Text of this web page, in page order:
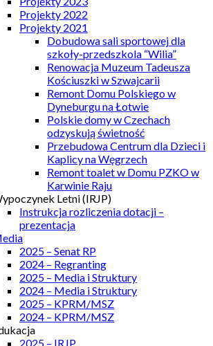
Projekty 2022
Projekty 2021
Dobudowa sali sportowej dla
szkoły-przedszkola “Wilia”
Renowacja Muzeum Tadeusza
Kościuszki w Szwajcarii
Remont Domu Polskiego w
Dyneburgu na Łotwie
Polskie domy w Czechach
odzyskują świetność
Przebudowa Centrum dla Dzieci i
Kaplicy na Węgrzech
Remont toalet w Domu PZKO w
Karwinie Raju
Letni (IRJP)
Instrukcja rozliczenia dotacji –
prezentacja
2025 – Senat RP
2024 – Regranting
2025 – Media i Struktury
2024 – Media i Struktury
2025 – KPRM/MSZ
2024 – KPRM/MSZ
2025 – IRJP